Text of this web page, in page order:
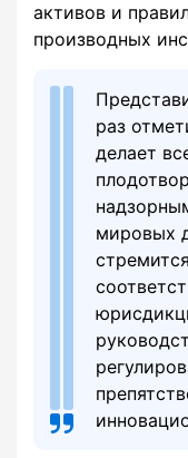
активов и
производных
раз
делает
мировых